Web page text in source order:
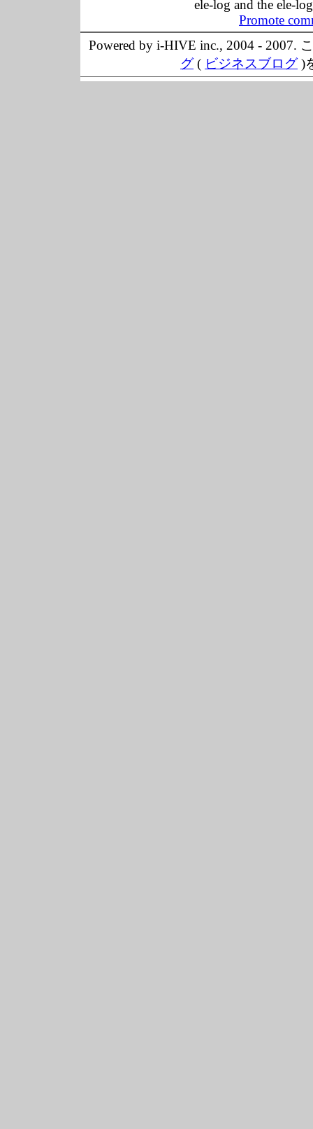
ele-log and the ele-
Promote
Powered by i-HIVE inc., 2004 - 2007.
グ( ビジネスブログ)